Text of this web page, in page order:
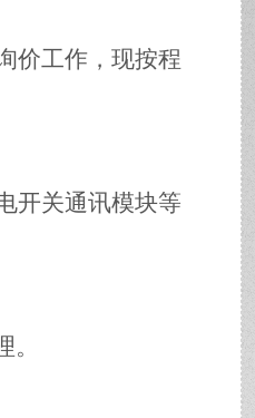
价工作，现按程
开关通讯模块等